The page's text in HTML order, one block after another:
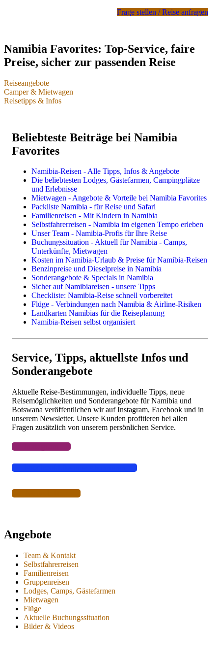
Frage stellen / Reise anfragen
Namibia Favorites: Top-Service, faire
Preise, sicher zur passenden Reise
Namibia-Reisen & einzelne Leistungen
Selbstfahrerreisen im Mietwagen oder Camper
Privat geführte Reisen
Kleingruppen- & Gruppenreisen
Kleingruppenreisen im Safaribus
Geführte Selbstfahrerreisen
Flugsafaris
Reisethemen
Familienreisen
Camping in Namibia
Fotoreisen & Fotosafari
Einzelne Leistungen
Camper & Mietwagen
Lodges, Camps, Gästefarmen, Hotels
Reiseangebote
Camper & Mietwagen Übersicht
Dachzelt-Camper
Bushcamper & Wohnmobile
Camper & Mietwagen
Buchungssituation 2025 & 2026
Packliste für Safari & Reise
Highlights, Sehenswürdigkeiten, Reiseregionen
Preise & Kosten in Namibia
Landkarten & Reiseführer
Impfungen, Malariaprophylaxe, Sicherheit
Reiserouten
Flüge
Mietwagen
Lodges, Gästefarmen, Hotels
Camping & Campingplätze
Reisetipps & Infos
Beliebteste Beiträge bei Namibia
Favorites
Namibia-Reisen - Alle Tipps, Infos & Angebote
Die beliebtesten Lodges, Gästefarmen, Campingplätze
und Erlebnisse
Mietwagen - Angebote & Vorteile bei Namibia Favorites
Packliste Namibia - für Reise und Safari
Familienreisen - Mit Kindern in Namibia
Selbstfahrerreisen - Namibia im eigenen Tempo erleben
Unser Team - Namibia-Profis für Ihre Reise
Buchungssituation - Aktuell für Namibia - Camps,
Unterkünfte, Mietwagen
Kosten im Namibia-Urlaub & Preise für Namibia-Reisen
Benzinpreise und Dieselpreise in Namibia
Sonderangebote & Specials in Namibia
Sicher auf Namibiareisen - unsere Tipps
Checkliste: Namibia-Reise schnell vorbereitet
Flüge - Verbindungen nach Namibia & Airline-Risiken
Landkarten Namibias für die Reiseplanung
Namibia-Reisen selbst organisiert
Service, Tipps, aktuellste Infos und
Sonderangebote
Aktuelle Reise-Bestimmungen, individuelle Tipps, neue
Reisemöglichkeiten und Sonderangebote für Namibia und
Botswana veröffentlichen wir auf Instagram, Facebook und in
unserem Newsletter. Unsere Kunden profitieren bei allen
Fragen zusätzlich von unserem persönlichen Service.
Newsletter
Angebote
Team & Kontakt
Selbstfahrerreisen
Familienreisen
Gruppenreisen
Lodges, Camps, Gästefarmen
Mietwagen
Flüge
Aktuelle Buchungssituation
Bilder & Videos